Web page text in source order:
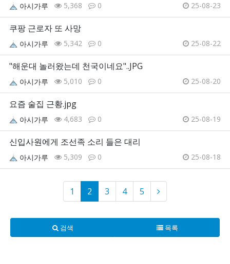
아시가루 5,368 0 25-08-23
쿠팡 근로자 또 사망
아시가루 5,342 0 25-08-22
"해운대 놀러왔는데 천국이네요"..JPG
아시가루 5,010 0 25-08-20
요즘 술집 근황.jpg
아시가루 4,683 0 25-08-19
신입사원에게 조선족 소리 들은 대리
아시가루 5,309 0 25-08-18
1 2 3 4 5
검색 목록